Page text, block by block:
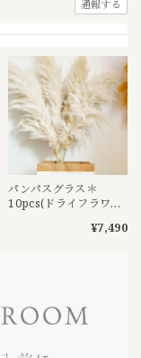
通報する
パンパスグラス＊
10pcs(ドライフラワ
¥7,490